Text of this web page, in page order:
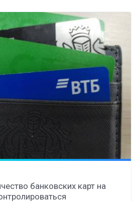
банковских карт на